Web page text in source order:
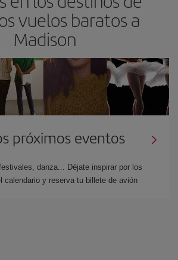
vuelos baratos a
Madison
próximos eventos
danza... Déjate inspirar por los
calendario y reserva tu billete de avión